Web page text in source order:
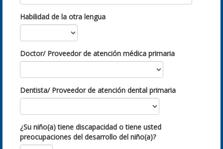
Habilidad de la otra lengua
Doctor/ Proveedor de atención médica primaria
Dentista/ Proveedor de atención dental primaria
¿Su niño(a) tiene discapacidad o tiene usted
preocupaciones del desarrollo del niño(a)?